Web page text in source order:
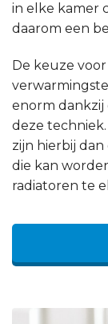
in elke kamer
daarom een
De keuze
enorm dankzij
deze
zijn hierbij
die kan
radiatoren te